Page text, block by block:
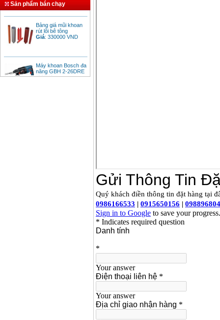
Sản phẩm bán chạy
rút lõi bê tông
Giá:330000VND
năng GBH 2-26DRE
(800W)
Giá:3980000VND